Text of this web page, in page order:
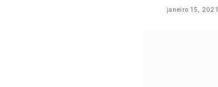
janeiro 15, 2021